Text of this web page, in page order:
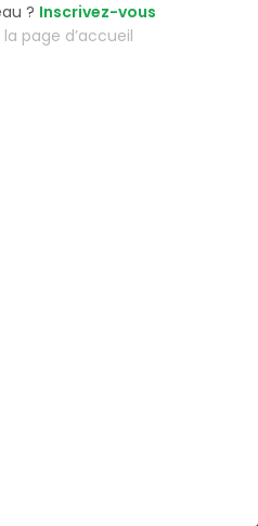
? Inscrivez-vous
page d’accueil